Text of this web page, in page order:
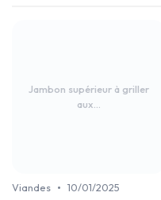
Jambon supérieur à griller
aux...
Viandes • 10/01/2025